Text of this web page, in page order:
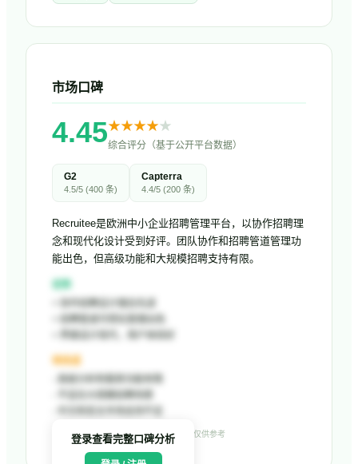
市场口碑
4.45★★★★★
综合评分（基于公开平台数据）
G2
4.5/5 (400 条)
Capterra
4.4/5 (200 条)
Recruitee是欧洲中小企业招聘管理平台，以协作招聘理
念和现代化设计受到好评。团队协作和招聘管道管理功
能出色，但高级功能和大规模招聘支持有限。
优势
待改进
登录查看完整口碑分析
数据来源：G2、Capterra 等公开平台，仅供参考